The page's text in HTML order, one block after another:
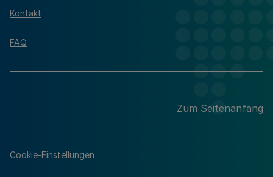
Kontakt
FAQ
Zum Seitenanfang
Cookie-Einstellungen